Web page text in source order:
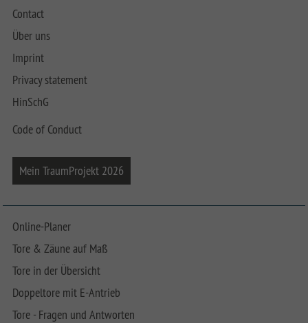
Contact
Über uns
Imprint
Privacy statement
HinSchG
Code of Conduct
Mein TraumProjekt 2026
Online-Planer
Tore & Zäune auf Maß
Tore in der Übersicht
Doppeltore mit E-Antrieb
Tore - Fragen und Antworten